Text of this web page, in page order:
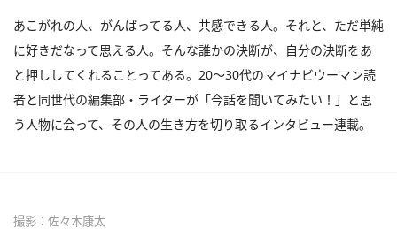
あこがれの人、がんばってる人、共感できる人。それと、ただ単純
に好きだなって思える人。そんな誰かの決断が、自分の決断をあ
と押ししてくれることってある。20～30代のマイナビウーマン読
者と同世代の編集部・ライターが「今話を聞いてみたい！」と思
う人物に会って、その人の生き方を切り取るインタビュー連載。
撮影： 佐々木康太